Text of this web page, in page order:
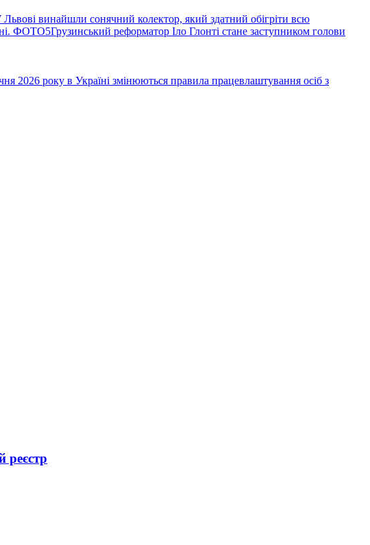
Львові винайшли сонячний колектор, який здатний обігріти всю
ФОТО5Грузинський реформатор Іло Глонті стане заступником голови
2026 року в Україні змінюються правила працевлаштування осіб з
реєстр